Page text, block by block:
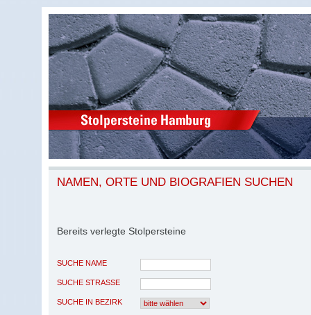
NAMEN, ORTE UND BIOGRAFIEN SUCHEN
Bereits verlegte Stolpersteine
SUCHE NAME
SUCHE STRASSE
SUCHE IN BEZIRK